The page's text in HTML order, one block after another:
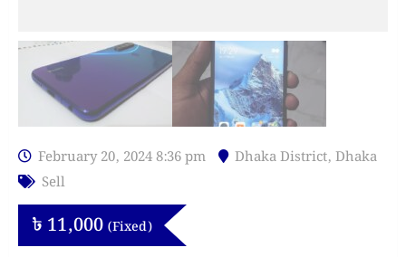
February 20, 2024 8:36 pm Dhaka District, Dhaka
Sell
৳ 11,000 (Fixed)